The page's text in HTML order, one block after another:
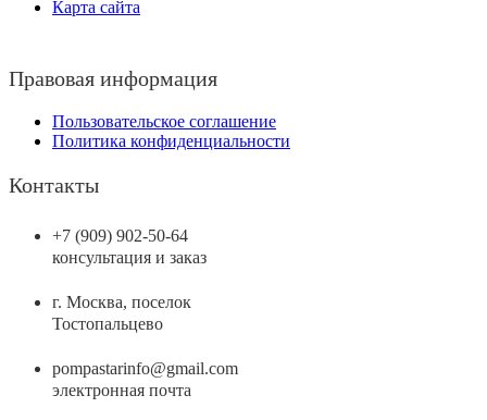
Карта сайта
Правовая информация
Пользовательское соглашение
Политика конфиденциальности
Контакты
+7 (909) 902-50-64
консультация и заказ
г. Москва, поселок
Тостопальцево
pompastarinfo@gmail.com
электронная почта